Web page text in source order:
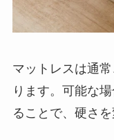
マットレスは通
ります。可能な
ることで、硬さ